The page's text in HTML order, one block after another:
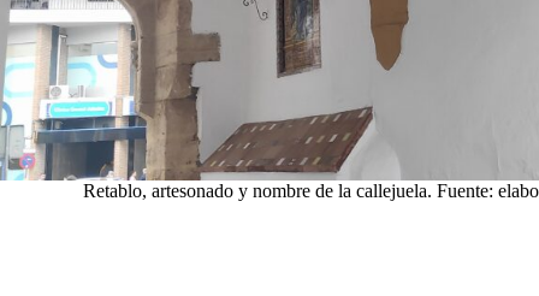
Retablo, artesonado y nombre de la callejuela. Fuente: